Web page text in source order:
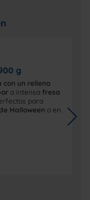
g
con un relleno
a intensa fresa
para
Halloween o en